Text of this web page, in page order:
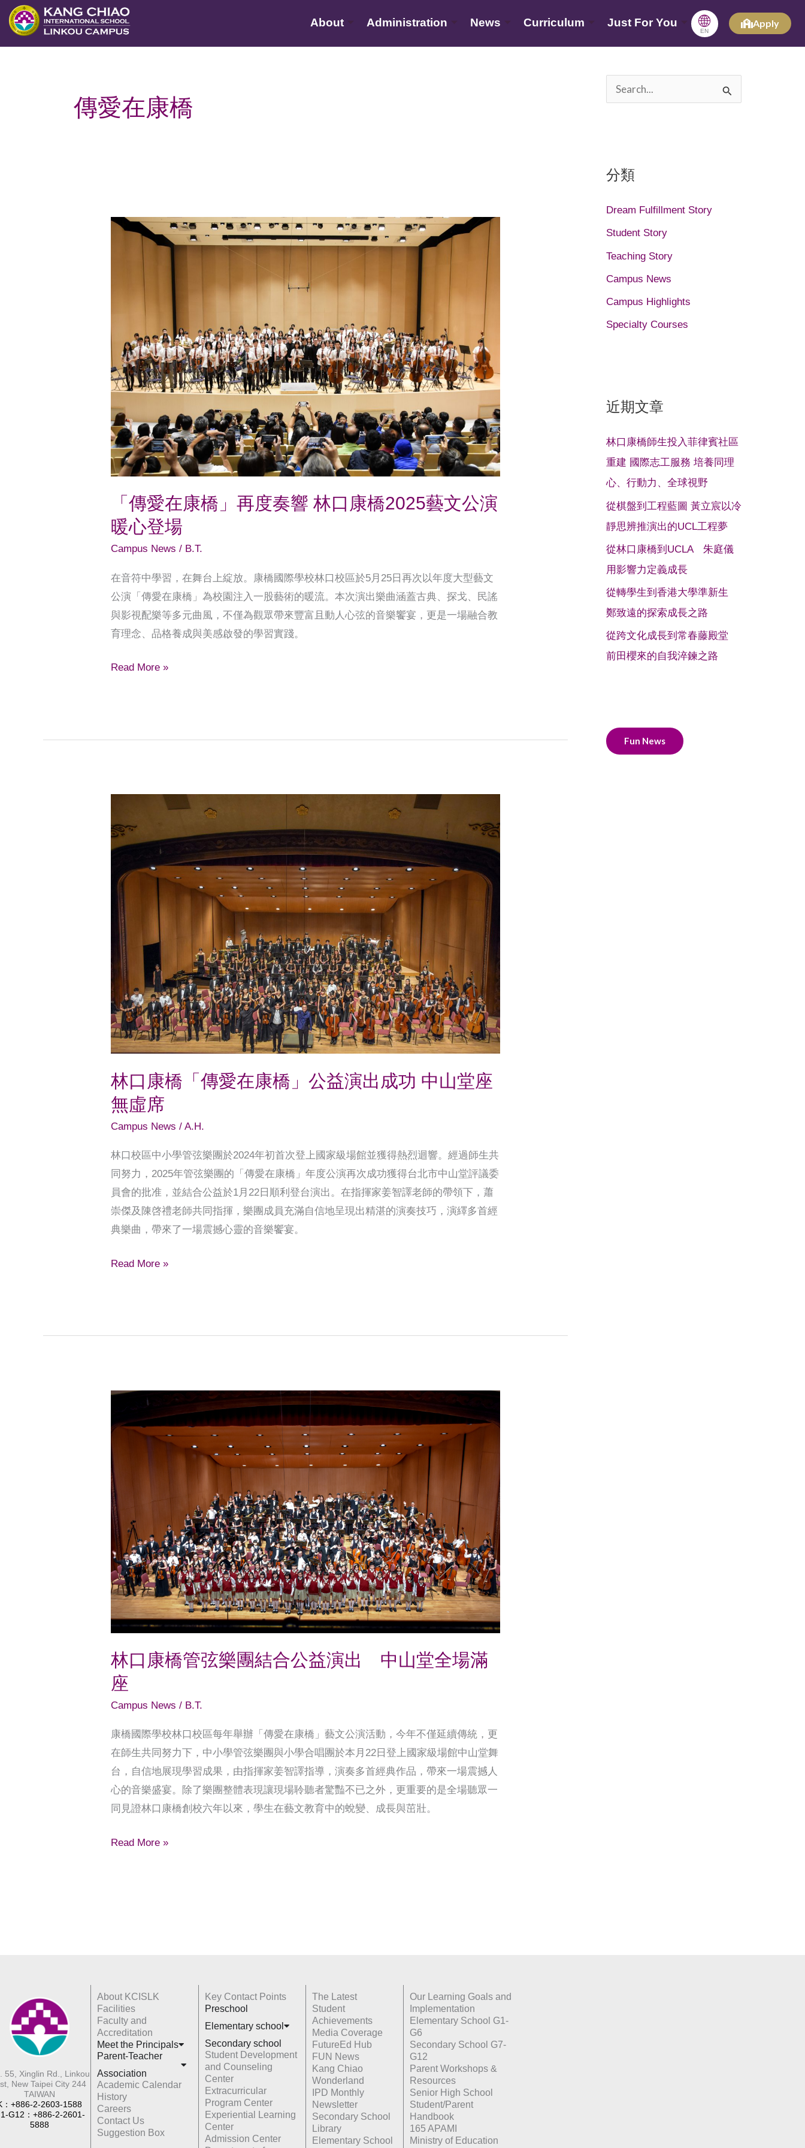
至
主
About Administration News Curriculum Just For You 🌐
EN
Apply
傳愛在康橋
「傳愛在康橋」再度奏響 林口康橋2025藝文公演
暖心登場
Campus News / B.T.
在音符中學習，在舞台上綻放。康橋國際學校林口校區於5月25日再次以年度大型藝文
公演「傳愛在康橋」為校園注入一股藝術的暖流。本次演出樂曲涵蓋古典、探戈、民謠
與影視配樂等多元曲風，不僅為觀眾帶來豐富且動人心弦的音樂饗宴，更是一場融合教
育理念、品格養成與美感啟發的學習實踐。
「傳
度
響
林
口
康
橋
2025
公
心
登
場
Read More »
林口康橋「傳愛在康橋」公益演出成功 中山堂座
無虛席
Campus News /A.H.
林口校區中小學管弦樂團於2024年初首次登上國家級場館並獲得熱烈迴響。經過師生共
同努力，2025年管弦樂團的「傳愛在康橋」年度公演再次成功獲得台北市中山堂評議委
員會的批准，並結合公益於1月22日順利登台演出。在指揮家姜智譯老師的帶領下，蕭
崇傑及陳啓禮老師共同指揮，樂團成員充滿自信地呈現出精湛的演奏技巧，演繹多首經
典樂曲，帶來了一場震撼心靈的音樂饗宴。
口
康
「傳
愛
在
康
橋」
公
益
演
出
成
中
山
無
虛
席
Read More »
林口康橋管弦樂團結合公益演出 中山堂全場滿
座
Campus News / B.T.
康橋國際學校林口校區每年舉辦「傳愛在康橋」藝文公演活動，今年不僅延續傳統，更
在師生共同努力下，中小學管弦樂團與小學合唱團於本月22日登上國家級場館中山堂舞
台，自信地展現學習成果，由指揮家姜智譯指導，演奏多首經典作品，帶來一場震撼人
心的音樂盛宴。除了樂團整體表現讓現場聆聽者驚豔不已之外，更重要的是全場聽眾一
同見證林口康橋創校六年以來，學生在藝文教育中的蛻變、成長與茁壯。
林
康
管
弦
樂
團
結
合
公
益
演
中
山
場
滿
座
Read More »
字
分類
Dream Fulfillment Story
Student Story
Teaching Story
Campus News
Campus Highlights
Specialty Courses
近期文章
林口康橋師生投入菲律賓社區
重建 國際志工服務 培養同理
心、行動力、全球視野
從棋盤到工程藍圖 黃立宸以冷
靜思辨推演出的UCL工程夢
從林口康橋到UCLA 朱庭儀
用影響力定義成長
從轉學生到香港大學準新生
鄭致遠的探索成長之路
從跨文化成長到常春藤殿堂
前田櫻來的自我淬鍊之路
Fun News
55, Xinglin Rd., Linkou
New Taipei City 244
TAIWAN
：+886-2-2603-1588
G12：+886-2-2601-
5888
About KCISLK
Facilities
Faculty and
Accreditation
Meet the Principals
Parent-Teacher
Association
Academic Calendar
History
Careers
Contact Us
Suggestion Box
Key Contact Points
Preschool
Elementary school
Secondary school
Student Development
and Counseling
Center
Extracurricular
Program Center
Experiential Learning
Center
Admission Center
The Latest
Student
Achievements
Media Coverage
FutureEd Hub
FUN News
Kang Chiao
Wonderland
IPD Monthly
Newsletter
Secondary School
Library
Elementary School
Our Learning Goals and
Implementation
Elementary School G1-
G6
Secondary School G7-
G12
Parent Workshops &
Resources
Senior High School
Student/Parent
Handbook
165 APAMI
Ministry of Education